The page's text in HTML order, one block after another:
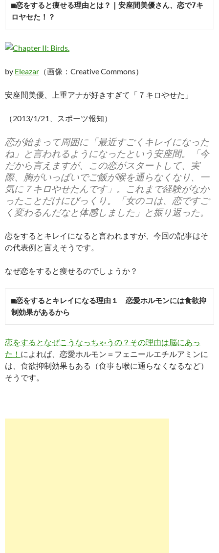
■恋をすると痩せる理由とは？｜安座間美優さん、恋で7キ
ロヤセた！？
by Eleazar （画像：Creative Commons）
安座間美優、上重アナが好きすぎて「７キロやせた」
（2013/1/21、スポーツ報知）
恋が始まって周囲に「最近すごくキレイになった
ね」と言われるようになったという安座間。「今
だから言えますが、この恋がスタートして、実
際、胸がいっぱいでご飯が喉を通らなくなり、一
気に７キロやせたんです」。これまで経験がなか
ったことだけにびっくり。「女のコは、恋ですご
く変わるんだなと体感しました」と振り返った。
恋をするとキレイになると言われますが、今回の記事はそ
の代表例と言えそうです。
なぜ恋をすると痩せるのでしょうか？
■恋をするとキレイになる理由１　恋愛ホルモンには食欲抑
制効果があるから
恋をするとなぜこうなっちゃうの？その理由は脳にあっ
た！ によれば、恋愛ホルモン＝フェニールエチルアミンに
は、食欲抑制効果もある（食事も喉に通らなくなるなど）
そうです。